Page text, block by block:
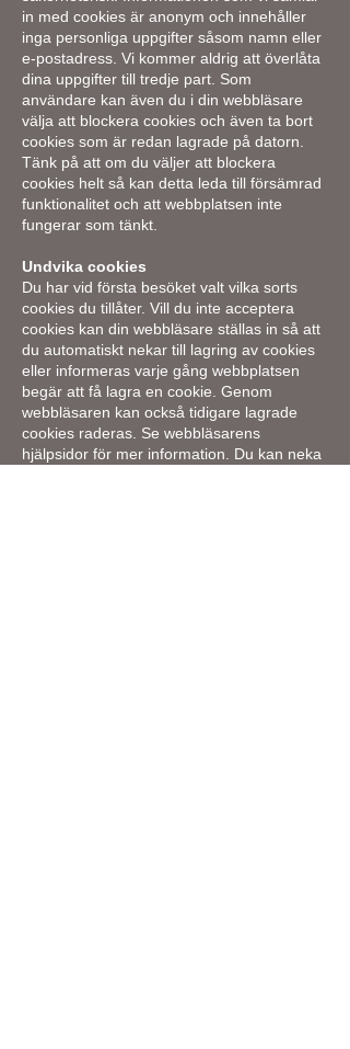
in med cookies är anonym och innehåller
inga personliga uppgifter såsom namn eller
e-postadress. Vi kommer aldrig att överlåta
dina uppgifter till tredje part. Som
användare kan även du i din webbläsare
välja att blockera cookies och även ta bort
cookies som är redan lagrade på datorn.
Tänk på att om du väljer att blockera
cookies helt så kan detta leda till försämrad
funktionalitet och att webbplatsen inte
fungerar som tänkt.
Undvika cookies
Du har vid första besöket valt vilka sorts
cookies du tillåter. Vill du inte acceptera
cookies kan din webbläsare ställas in så att
du automatiskt nekar till lagring av cookies
eller informeras varje gång webbplatsen
begär att få lagra en cookie. Genom
webbläsaren kan också tidigare lagrade
cookies raderas. Se webbläsarens
hjälpsidor för mer information. Du kan neka